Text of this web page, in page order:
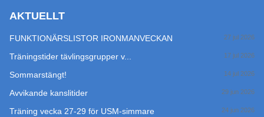
AKTUELLT
FUNKTIONÄRSLISTOR IRONMANVECKAN 27 jul 2026
Träningstider tävlingsgrupper v... 17 jul 2026
Sommarstängt! 14 jul 2026
Avvikande kanslitider 29 jun 2026
Träning vecka 27-29 för USM-simmare 24 jun 2026